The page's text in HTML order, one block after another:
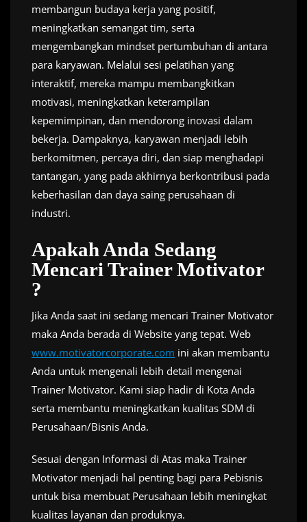
membangun budaya kerja yang positif,
meningkatkan semangat tim, serta
mengembangkan mindset pertumbuhan di antara
para karyawan. Melalui sesi pelatihan yang
interaktif, mereka mampu membangkitkan
motivasi, meningkatkan keterampilan
kepemimpinan, dan mendorong inovasi dalam
bekerja. Dampaknya, karyawan menjadi lebih
berkomitmen, percaya diri, dan siap menghadapi
tantangan, yang pada akhirnya berkontribusi pada
keberhasilan dan daya saing perusahaan di
industri.
Apakah Anda Sedang
Mencari Trainer Motivator
?
Jika Anda saat ini sedang mencari Trainer Motivator
maka Anda berada di Website yang tepat. Web
www.motivatorcorporate.com ini akan membantu
Anda untuk mengenali lebih detail mengenai
Trainer Motivator. Kami siap hadir di Kota Anda
serta membantu meningkatkan kualitas SDM di
Perusahaan/Bisnis Anda.
Sesuai dengan Informasi di Atas maka Trainer
Motivator menjadi hal penting bagi para Pebisnis
untuk bisa membuat Perusahaan lebih meningkat
kualitas layanan dan produknya.